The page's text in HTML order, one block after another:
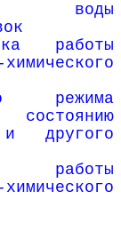
воды
работы
режима
и другого